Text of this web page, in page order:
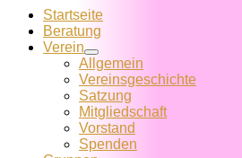
Startseite
Beratung
Verein
Allgemein
Vereins­geschichte
Satzung
Mitglied­schaft
Vorstand
Spenden